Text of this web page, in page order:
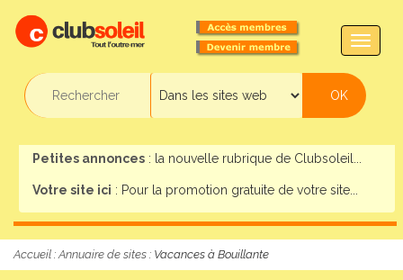
Petites annonces : la nouvelle rubrique de Clubsoleil...
Votre site ici : Pour la promotion gratuite de votre site...
Accueil :Annuaire de sites : Vacances à Bouillante